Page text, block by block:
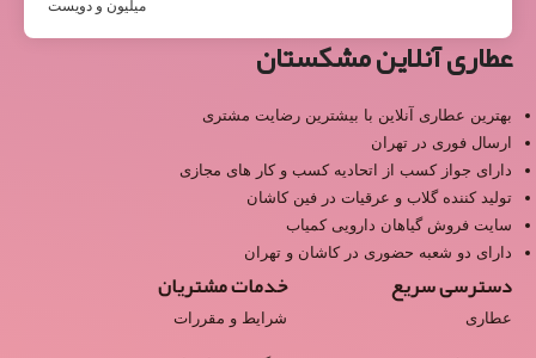
میلیون و دویست
عطاری آنلاین مشکستان
بهترین عطاری آنلاین با بیشترین رضایت مشتری
ارسال فوری در تهران
دارای جواز کسب از اتحادیه کسب و کار های مجازی
تولید کننده گلاب و عرقیات در فین کاشان
سایت فروش گیاهان دارویی کمیاب
دارای دو شعبه حضوری در کاشان و تهران
دسترسی سریع
عطاری
خدمات مشتریان
شرایط و مقررات